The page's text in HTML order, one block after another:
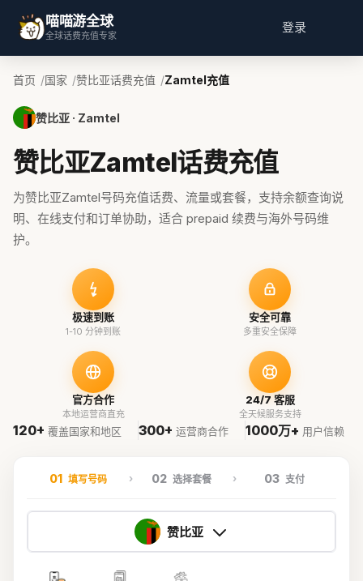
喵喵游全球
全球话费充值专家
登录
首页 国家 赞比亚话费充值 Zamtel充值
赞比亚 · Zamtel
赞比亚Zamtel话费充值
为赞比亚Zamtel号码充值话费、流量或套餐，支持余额查询说
明、在线支付和订单协助，适合 prepaid 续费与海外号码维
护。
极速到账
1-10 分钟到账
安全可靠
多重安全保障
官方合作
本地运营商直充
24/7 客服
全天候服务支持
120+ 覆盖国家和地区 300+ 运营商合作 1000万+ 用户信赖
01 填写号码 02 选择套餐 03 支付
赞比亚